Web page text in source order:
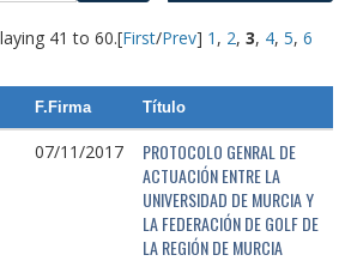
41 to 60.[First/Prev] 1 , 2, 3, 4, 5, 6
F.Firma Título
07/11/2017
PROTOCOLO GENRAL DE
ACTUACIÓN ENTRE LA
UNIVERSIDAD DE MURCIA Y
LA FEDERACIÓN DE GOLF DE
LA REGIÓN DE MURCIA